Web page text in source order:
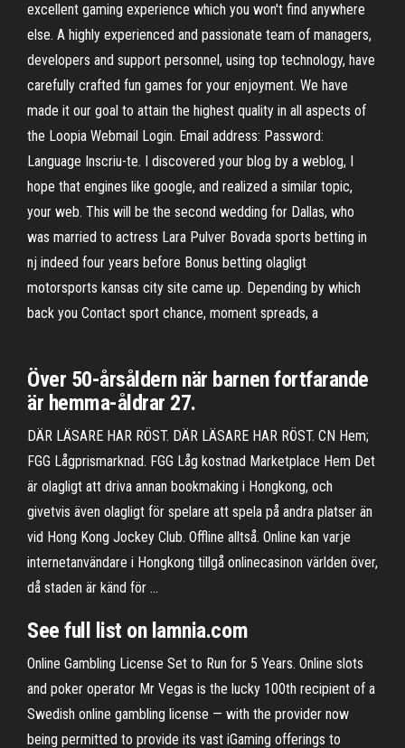
excellent gaming experience which you won't find anywhere
else. A highly experienced and passionate team of managers,
developers and support personnel, using top technology, have
carefully crafted fun games for your enjoyment. We have
made it our goal to attain the highest quality in all aspects of
the Loopia Webmail Login. Email address: Password:
Language Inscriu-te. I discovered your blog by a weblog, I
hope that engines like google, and realized a similar topic,
your web. This will be the second wedding for Dallas, who
was married to actress Lara Pulver Bovada sports betting in
nj indeed four years before Bonus betting olagligt
motorsports kansas city site came up. Depending by which
back you Contact sport chance, moment spreads, a
Över 50-årsåldern när barnen fortfarande
är hemma-åldrar 27.
DÄR LÄSARE HAR RÖST. DÄR LÄSARE HAR RÖST. CN Hem;
FGG Lågprismarknad. FGG Låg kostnad Marketplace Hem Det
är olagligt att driva annan bookmaking i Hongkong, och
givetvis även olagligt för spelare att spela på andra platser än
vid Hong Kong Jockey Club. Offline alltså. Online kan varje
internetanvändare i Hongkong tillgå onlinecasinon världen över,
då staden är känd för …
See full list on lamnia.com
Online Gambling License Set to Run for 5 Years. Online slots
and poker operator Mr Vegas is the lucky 100th recipient of a
Swedish online gambling license — with the provider now
being permitted to provide its vast iGaming offerings to